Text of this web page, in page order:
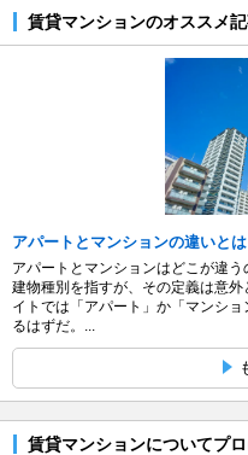
賃貸マンションのオススメ
アパートとマンションの違いと
アパートとマンションはどこが違
建物種別を指すが、その定義は意
イトでは「アパート」か「マンシ
るはずだ。...
賃貸マンションについてプ